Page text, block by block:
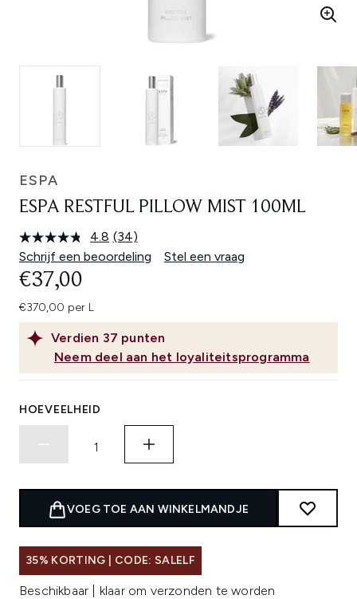
ESPA
ESPA RESTFUL PILLOW MIST 100ML
4.8 Lees
34
beoordelingen.
(34)
Schrijf een beoordeling
Stel een vraag
Verdien 37 punten
Neem deel aan het loyaliteitsprogramma
€37,00
€370,00 per L
HOEVEELHEID
VOEG TOE AAN WINKELMANDJE
35% KORTING | CODE: SALELF
Beschikbaar | klaar om verzonden te worden